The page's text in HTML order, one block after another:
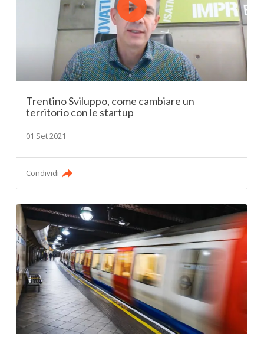
Trentino Sviluppo, come cambiare un
territorio con le startup
01 Set 2021
Condividi